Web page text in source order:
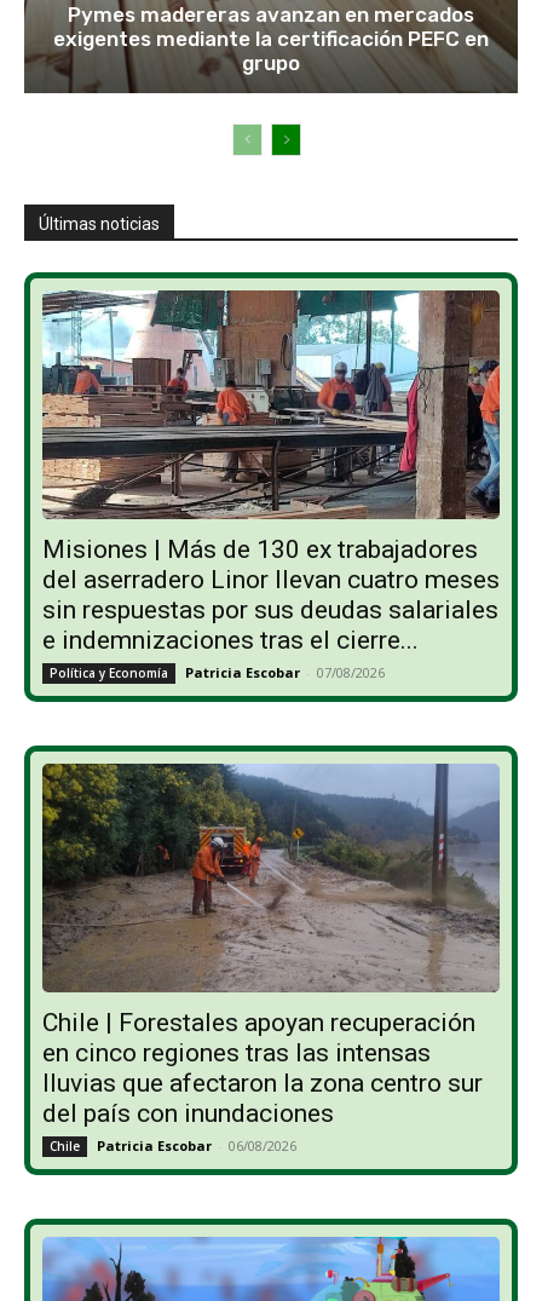
Pymes madereras avanzan en mercados
exigentes mediante la certificación PEFC en
grupo
Últimas noticias
Misiones | Más de 130 ex trabajadores
del aserradero Linor llevan cuatro meses
sin respuestas por sus deudas salariales
e indemnizaciones tras el cierre...
Política y Economía Patricia Escobar - 07/08/2026
Chile | Forestales apoyan recuperación
en cinco regiones tras las intensas
lluvias que afectaron la zona centro sur
del país con inundaciones
Chile Patricia Escobar - 06/08/2026